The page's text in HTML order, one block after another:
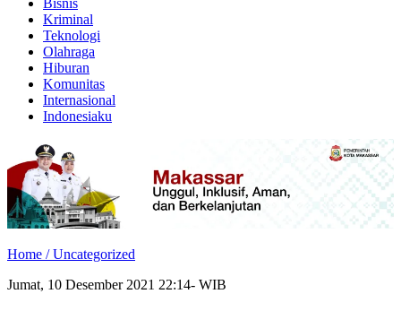
Bisnis
Kriminal
Teknologi
Olahraga
Hiburan
Komunitas
Internasional
Indonesiaku
Home /Uncategorized
Jumat, 10 Desember 2021 22:14- WIB